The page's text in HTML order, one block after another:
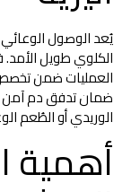
يُعد الوصول الوعائي
الكلوي طويل الأمد. في
العمليات ضمن تخصص
ضمان تدفق دم آمن
الوريدي أو الطُعم
أهمية